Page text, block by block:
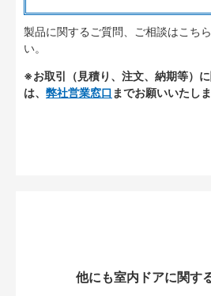
製品に関するご質問、ご相談はこち
い。
※お取引（見積り、注文、納期等）
は、 弊社営業窓口 までお願いいたしま
他にも室内ドアに関す